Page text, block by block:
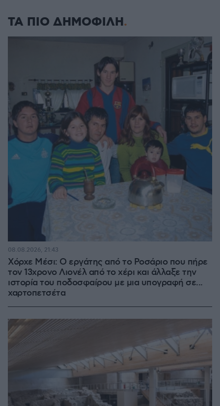
ΤΑ ΠΙΟ ΔΗΜΟΦΙΛΗ
Χόρχε Μέσι: Ο εργάτης από το Ροσάριο που πήρε
τον 13χρονο Λιονέλ από το χέρι και άλλαξε την
ιστορία του ποδοσφαίρου με μια υπογραφή σε...
χαρτοπετσέτα
08.08.2026, 21:43